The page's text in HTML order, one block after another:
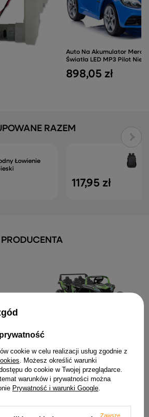
Auto Na Akumulator
Światła LED MP3 Pilot
898,05 zł
RAZEM
Łowienie
117,95 zł
PRODUCENTA
4 573,09 zł
cookie w celu realizacji usług zgodnie z
. Możesz określić warunki
do cookie w Twojej przeglądarce.
warunków i prywatności można
Prywatność i warunki Google
Zawsze